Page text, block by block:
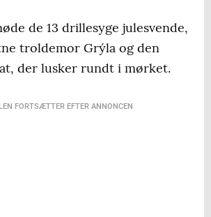
de 13 drillesyge julesvende,
troldemor Grýla og den
der lusker rundt i mørket.
FORTSÆTTER EFTER ANNONCEN